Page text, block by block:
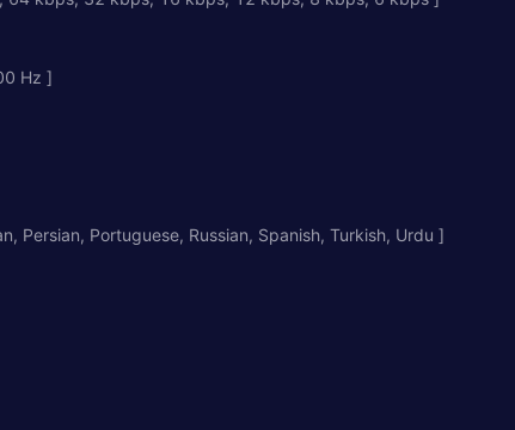
Hz ]
Persian, Portuguese, Russian, Spanish, Turkish, Urdu ]